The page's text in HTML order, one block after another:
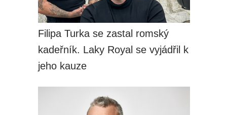
Filipa Turka se zastal romský
kadeřník. Laky Royal se vyjádřil k
jeho kauze